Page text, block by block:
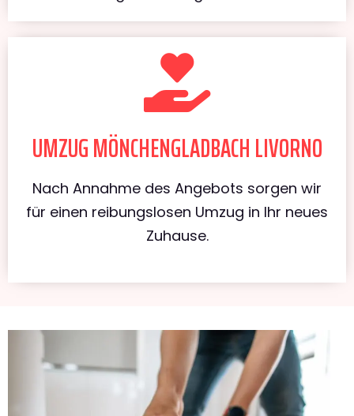
UMZUG MÖNCHENGLADBACH LIVORNO
Nach Annahme des Angebots sorgen wir
für einen reibungslosen Umzug in Ihr neues
Zuhause.